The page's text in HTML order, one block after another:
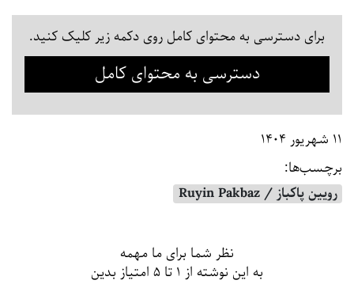
برای دسترسی به محتوای کامل روی دکمه زیر کلیک کنید.
دسترسی به محتوای کامل
۱۱ شهریور ۱۴۰۴
برچسب‌ها:
رویین پاکباز / Ruyin Pakbaz
فرم و لیست دیدگاه
نظر شما برای ما مهمه
به این نوشته از ۱ تا ۵ امتیاز بدین